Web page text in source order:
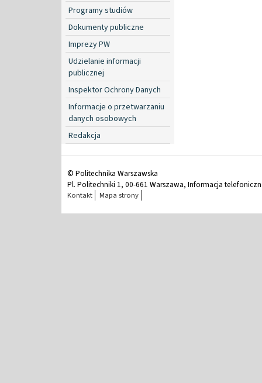
Programy studiów
Dokumenty publiczne
Imprezy PW
Udzielanie informacji
publicznej
Inspektor Ochrony Danych
Informacje o przetwarzaniu
danych osobowych
Redakcja
© Politechnika Warszawska
Pl. Politechniki 1, 00-661 Warszawa, Informacja
Kontakt Mapa strony